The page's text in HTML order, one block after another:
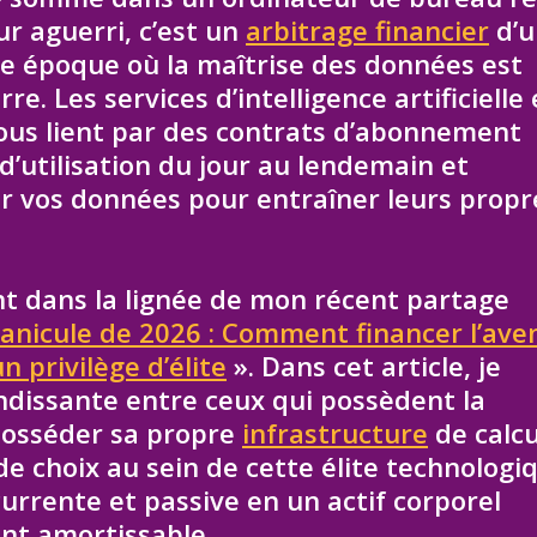
aguerri, c’est un arbitrage financier
époque où la maîtrise des données est
Les services d’intelligence artificielle
lient par des contrats d’abonnement
du jour au lendemain et
vos données pour entraîner leurs
dans la lignée de mon récent partage
de 2026 : Comment financer
privilège d’élite ». Dans cet article, je
entre ceux qui possèdent la
sa propre infrastructure de
choix au sein de cette élite
et passive en un actif corporel